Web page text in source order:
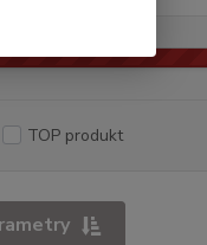
TOP produkt